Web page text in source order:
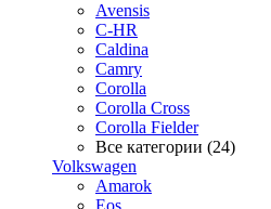
Avensis
C-HR
Caldina
Camry
Corolla
Corolla Cross
Corolla Fielder
Все категории (24)
Volkswagen
Amarok
Eos